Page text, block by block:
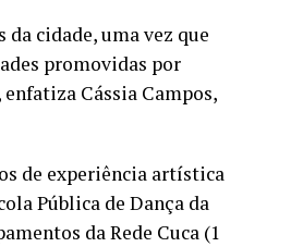
cidade, uma vez que
promovidas por
Cássia Campos,
de experiência artística
Pública de Dança da
da Rede Cuca (1